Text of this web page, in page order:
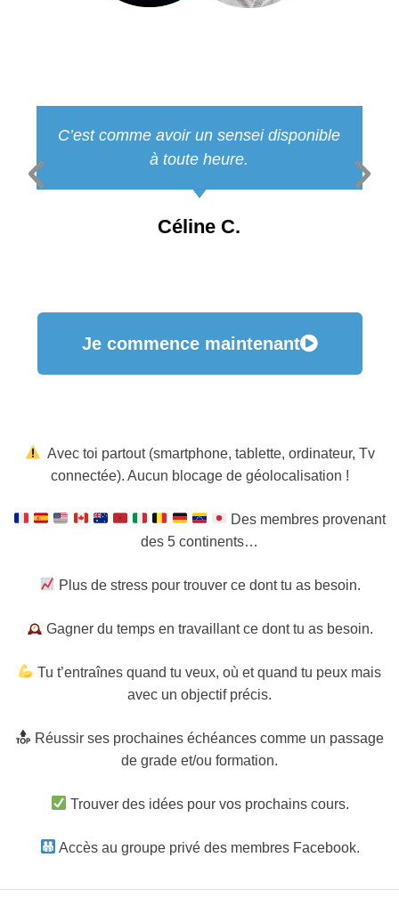
C’est comme avoir un sensei disponible
à toute heure.
Céline C.
Je commence maintenant
Avec toi partout (smartphone, tablette, ordinateur, Tv
connectée). Aucun blocage de géolocalisation !
Des membres provenant
des 5 continents…
Plus de stress pour trouver ce dont tu as besoin.
Gagner du temps en travaillant ce dont tu as besoin.
Tu t’entraînes quand tu veux, où et quand tu peux mais
avec un objectif précis.
Réussir ses prochaines échéances comme un passage
de grade et/ou formation.
Trouver des idées pour vos prochains cours.
Accès au groupe privé des membres Facebook.